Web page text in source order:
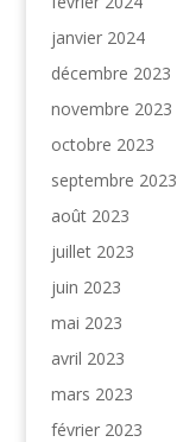
janvier 2024
décembre 2023
novembre 2023
octobre 2023
septembre 2023
août 2023
juillet 2023
juin 2023
mai 2023
avril 2023
mars 2023
février 2023